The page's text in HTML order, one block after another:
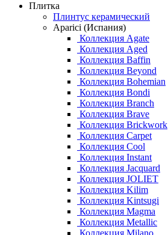
Плитка
Плинтус керамический
Aparici (Испания)
Коллекция Agate
Коллекция Aged
Коллекция Baffin
Коллекция Beyond
Коллекция Bohemian
Коллекция Bondi
Коллекция Branch
Коллекция Brave
Коллекция Brickwork
Коллекция Carpet
Коллекция Cool
Коллекция Instant
Коллекция Jacquard
Коллекция JOLIET
Коллекция Kilim
Коллекция Kintsugi
Коллекция Magma
Коллекция Metallic
Коллекция Milano